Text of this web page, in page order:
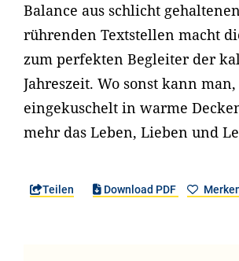
Balance aus schlicht
rührenden Textstellen macht
zum perfekten Begleiter der
Jahreszeit. Wo sonst kann man,
eingekuschelt in warme
mehr das Leben, Lieben und
Teilen Download PDF